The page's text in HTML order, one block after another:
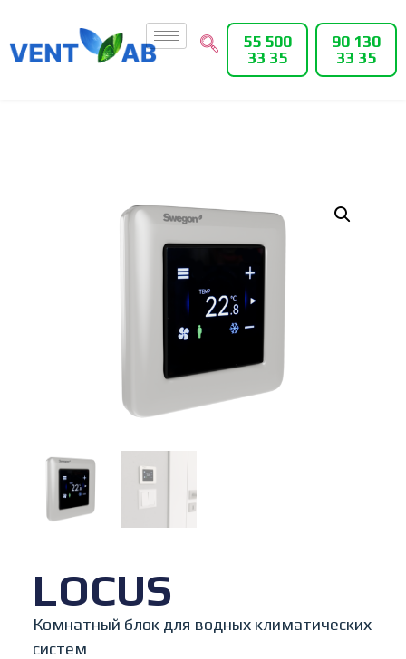
55 500
33 35
90 130
33 35
LOCUS
Комнатный блок для водных климатических
систем